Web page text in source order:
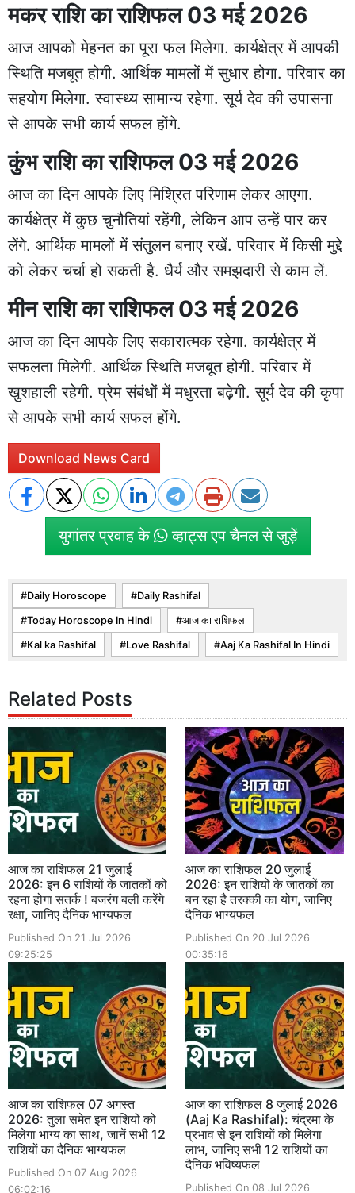
मकर राशि का राशिफल 03 मई 2026
आज आपको मेहनत का पूरा फल मिलेगा. कार्यक्षेत्र में आपकी
स्थिति मजबूत होगी. आर्थिक मामलों में सुधार होगा. परिवार का
सहयोग मिलेगा. स्वास्थ्य सामान्य रहेगा. सूर्य देव की उपासना
से आपके सभी कार्य सफल होंगे.
कुंभ राशि का राशिफल 03 मई 2026
आज का दिन आपके लिए मिश्रित परिणाम लेकर आएगा.
कार्यक्षेत्र में कुछ चुनौतियां रहेंगी, लेकिन आप उन्हें पार कर
लेंगे. आर्थिक मामलों में संतुलन बनाए रखें. परिवार में किसी मुद्दे
को लेकर चर्चा हो सकती है. धैर्य और समझदारी से काम लें.
मीन राशि का राशिफल 03 मई 2026
आज का दिन आपके लिए सकारात्मक रहेगा. कार्यक्षेत्र में
सफलता मिलेगी. आर्थिक स्थिति मजबूत होगी. परिवार में
खुशहाली रहेगी. प्रेम संबंधों में मधुरता बढ़ेगी. सूर्य देव की कृपा
से आपके सभी कार्य सफल होंगे.
Download News Card
युगांतर प्रवाह के व्हाट्स एप चैनल से जुड़ें
Daily Horoscope Daily Rashifal
Today Horoscope In Hindi आज का राशिफल
Kal ka Rashifal Love Rashifal Aaj Ka Rashifal In Hindi
Related Posts
आज का राशिफल 21 जुलाई
2026: इन 6 राशियों के जातकों को
रहना होगा सतर्क ! बजरंग बली करेंगे
रक्षा, जानिए दैनिक भाग्यफल
Published On 21 Jul 2026
09:25:25
आज का राशिफल 20 जुलाई
2026: इन राशियों के जातकों का
बन रहा है तरक्की का योग, जानिए
दैनिक भाग्यफल
Published On 20 Jul 2026
00:35:16
आज का राशिफल 07 अगस्त
2026: तुला समेत इन राशियों को
मिलेगा भाग्य का साथ, जानें सभी 12
राशियों का दैनिक भाग्यफल
Published On 07 Aug 2026
06:02:16
आज का राशिफल 8 जुलाई 2026
(Aaj Ka Rashifal): चंद्रमा के
प्रभाव से इन राशियों को मिलेगा
लाभ, जानिए सभी 12 राशियों का
दैनिक भविष्यफल
Published On 08 Jul 2026